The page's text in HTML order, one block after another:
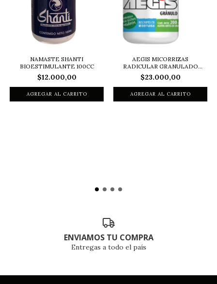
NAMASTE SHANTI
BIOESTIMULANTE 100CC
$12.000,00
AEGIS MICORRIZAS
RADICULAR GRANULADO
200...
$23.000,00
ENVIAMOS TU COMPRA
Entregas a todo el país